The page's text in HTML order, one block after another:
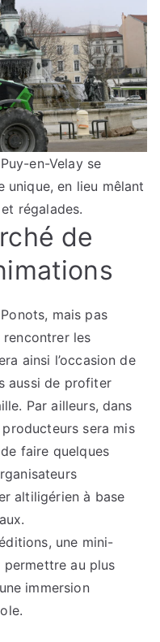
en-Velay se
unique, en lieu mêlant
régalades.
de
mais pas
rencontrer les
ainsi l’occasion de
aussi de profiter
Par ailleurs, dans
sera mis
faire quelques
altiligérien à base
une mini-
au plus
immersion